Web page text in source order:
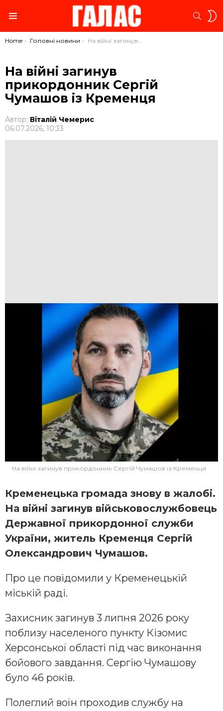
You are here:
Home Головні новини На війні загинув прикордонник Сергій Чумашов із Кременця
На війні загинув
прикордонник Сергій
Чумашов із Кременця
Автор: Віталій Чемерис
06.07.2026, 10:33
На війні загинув прикордонник Сергій Чумашов із Кременця
Кременецька громада знову в жалобі.
На війні загинув військовослужбовець
Державної прикордонної служби
України, житель Кременця Сергій
Олександрович Чумашов.
Про це повідомили у Кременецькій
міській раді.
Захисник загинув 3 липня 2026 року
поблизу населеного пункту Кізомис
Херсонської області під час виконання
бойового завдання. Сергію Чумашову
було 46 років.
Полеглий воїн проходив службу на